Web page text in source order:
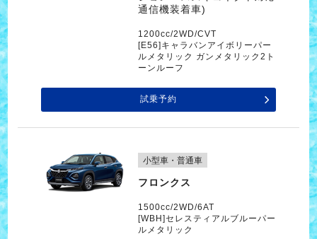
通信機装着車)
1200cc/2WD/CVT
[E56]キャラバンアイボリーパー
ルメタリック ガンメタリック2ト
ーンルーフ
試乗予約
小型車・普通車
フロンクス
1500cc/2WD/6AT
[WBH]セレスティアルブルーパー
ルメタリック